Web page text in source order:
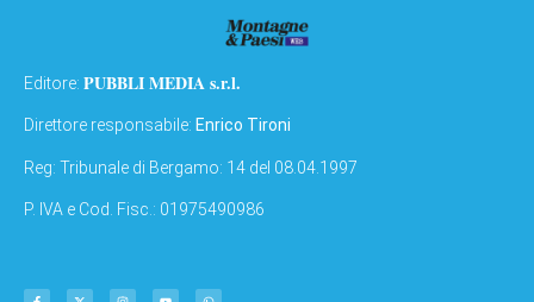
Editore: PUBBLI MEDIA s.r.l.
Direttore responsabile: Enrico Tironi
Reg: Tribunale di Bergamo: 14 del 08.04.1997
P. IVA e Cod. Fisc.: 01975490986